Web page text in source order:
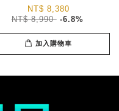
NT$ 8,380
NT$ 8,990 -6.8%
加入購物車